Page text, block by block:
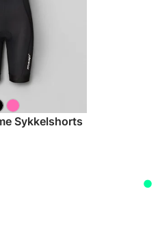
Sykkelshorts